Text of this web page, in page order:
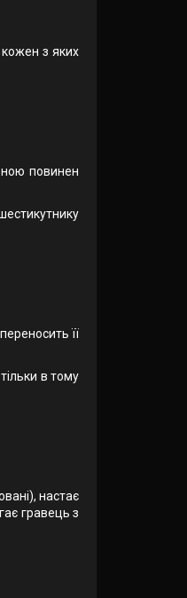
з яких
повинен
її
в тому
настає
гравець з